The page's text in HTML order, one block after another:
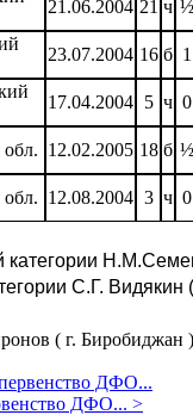
21.06.2004 21 ч ½
23.07.2004 16 б 1
17.04.2004 5 ч 0
12.02.2005 18 б ½
12.08.2004 3 ч 0
категории
С.Г. Видякин
( г. Биробиджан )
ДФО...
ДФО... >